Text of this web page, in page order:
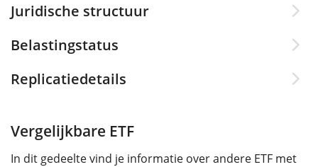
Juridische structuur
Belastingstatus
Replicatiedetails
Vergelijkbare ETF
In dit gedeelte vind je informatie over andere ETF met